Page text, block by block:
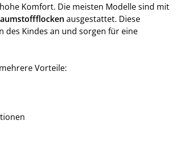
Komfort. Die meisten Modelle sind mit
ausgestattet. Diese
des Kindes an und sorgen für eine
Vorteile: